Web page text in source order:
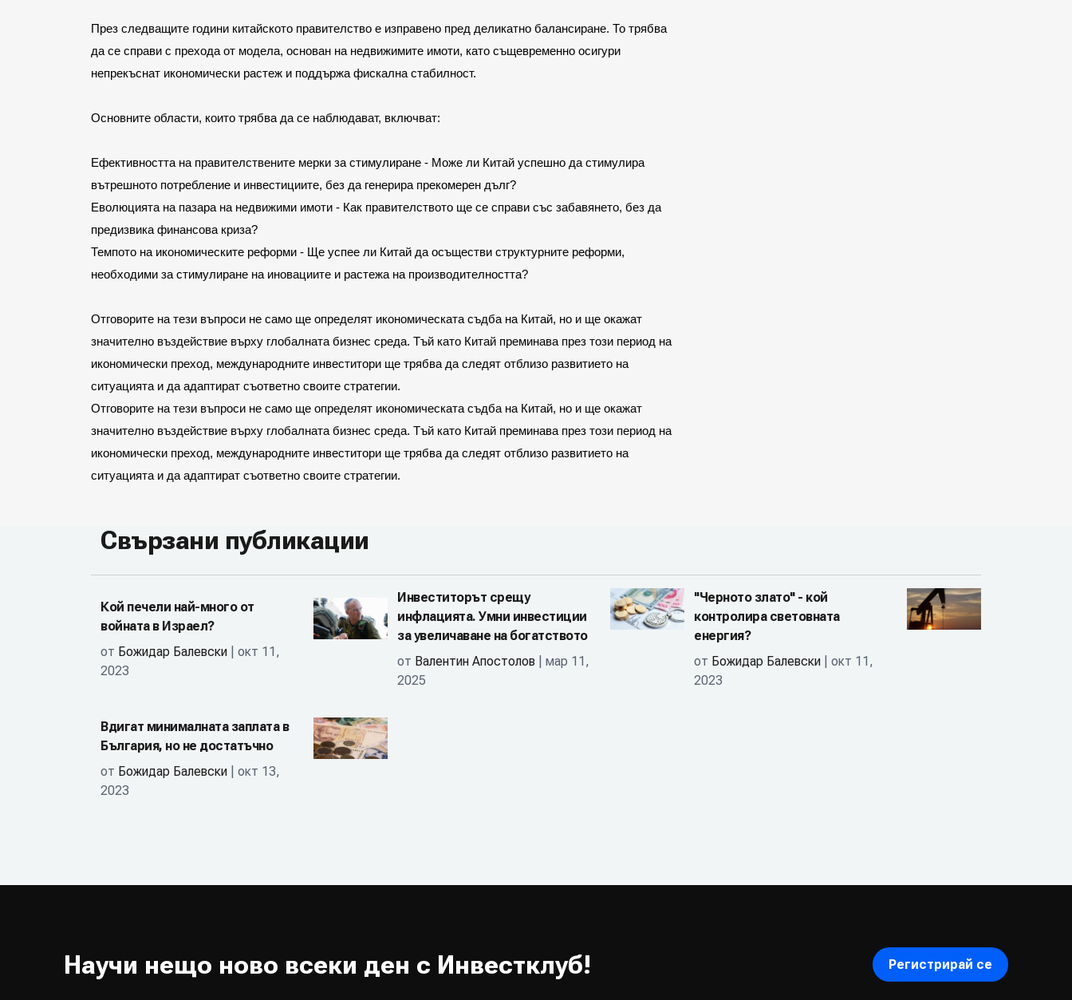
През следващите години китайското правителство е изправено пред деликатно балансиране. То трябва
да се справи с прехода от модела, основан на недвижимите имоти, като същевременно осигури
непрекъснат икономически растеж и поддържа фискална стабилност.
Основните области, които трябва да се наблюдават, включват:
Ефективността на правителствените мерки за стимулиране - Може ли Китай успешно да стимулира
вътрешното потребление и инвестициите, без да генерира прекомерен дълг?
Еволюцията на пазара на недвижими имоти - Как правителството ще се справи със забавянето, без да
предизвика финансова криза?
Темпото на икономическите реформи - Ще успее ли Китай да осъществи структурните реформи,
необходими за стимулиране на иновациите и растежа на производителността?
Отговорите на тези въпроси не само ще определят икономическата съдба на Китай, но и ще окажат
значително въздействие върху глобалната бизнес среда. Тъй като Китай преминава през този период на
икономически преход, международните инвеститори ще трябва да следят отблизо развитието на
ситуацията и да адаптират съответно своите стратегии.
Отговорите на тези въпроси не само ще определят икономическата съдба на Китай, но и ще окажат
значително въздействие върху глобалната бизнес среда. Тъй като Китай преминава през този период на
икономически преход, международните инвеститори ще трябва да следят отблизо развитието на
ситуацията и да адаптират съответно своите стратегии.
Свързани публикации
Кой печели най-много от
войната в Израел?
от Божидар Балевски | окт 11,
2023
Инвеститорът срещу
инфлацията. Умни инвестиции
за увеличаване на богатството
от Валентин Апостолов | мар 11,
2025
"Черното злато" - кой
контролира световната
енергия?
от Божидар Балевски | окт 11,
2023
Вдигат минималната заплата в
България, но не достатъчно
от Божидар Балевски | окт 13,
2023
Научи нещо ново всеки ден с Инвестклуб! Регистрирай се